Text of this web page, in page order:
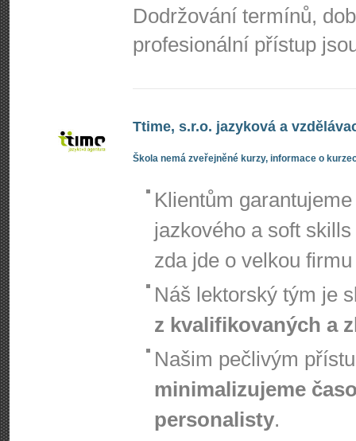
Dodržování termínů,
profesionální přístup
Ttime, s.r.o. jazyková a
Škola nemá zveřejněné kurzy, informace o
Klientům
jazkového a soft
zda jde o velkou
Náš lektorský tým je
z kvalifikovaných a
Našim pečlivým
minimalizujeme
personalisty.